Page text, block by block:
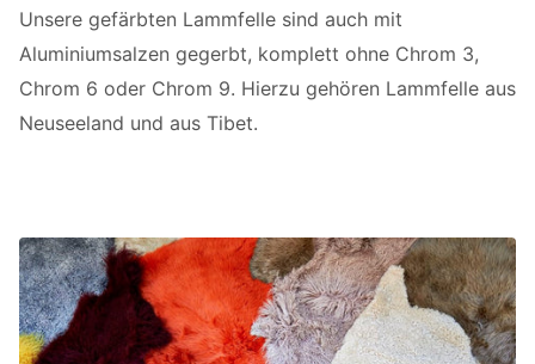
Unsere gefärbten Lammfelle sind auch mit
Aluminiumsalzen gegerbt, komplett ohne Chrom 3,
Chrom 6 oder Chrom 9. Hierzu gehören Lammfelle aus
Neuseeland und aus Tibet.